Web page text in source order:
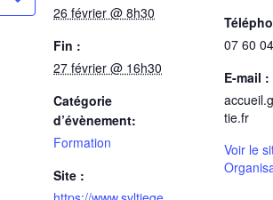
26 février @ 8h30
Fin :
27 février @ 16h30
Catégorie
d’évènement:
Formation
Site :
07 60
E-mail :
tie.fr
Voir le